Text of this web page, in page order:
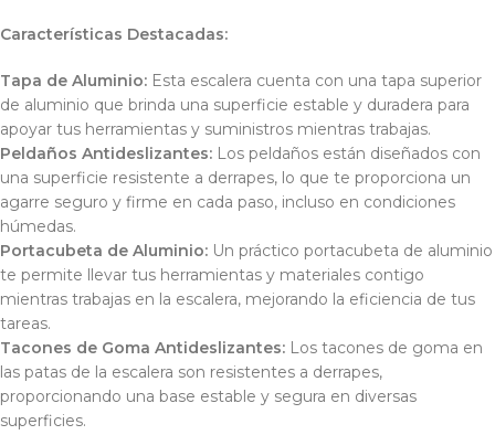
Características Destacadas:
Tapa de Aluminio: Esta escalera cuenta con una tapa superior
de aluminio que brinda una superficie estable y duradera para
apoyar tus herramientas y suministros mientras trabajas.
Peldaños Antideslizantes: Los peldaños están diseñados con
una superficie resistente a derrapes, lo que te proporciona un
agarre seguro y firme en cada paso, incluso en condiciones
húmedas.
Portacubeta de Aluminio: Un práctico portacubeta de aluminio
te permite llevar tus herramientas y materiales contigo
mientras trabajas en la escalera, mejorando la eficiencia de tus
tareas.
Tacones de Goma Antideslizantes: Los tacones de goma en
las patas de la escalera son resistentes a derrapes,
proporcionando una base estable y segura en diversas
superficies.